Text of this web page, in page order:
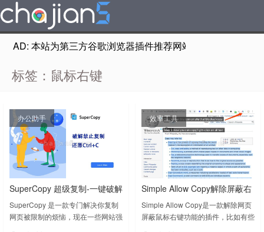
AD: 本站为第三方谷歌浏览器插件推荐网站，非Google
标签：鼠标右键
办公助手
SuperCopy 超级复制-一键破解
网页禁止鼠标右键选择、复制
SuperCopy 是一款专门解决你复制
网页被限制的烦恼，现在一些网站强
效率工具
Simple Allow Copy解除屏蔽右
键复制功能的插件
Simple Allow Copy是一款解除网页
屏蔽鼠标右键功能的插件，比如有些